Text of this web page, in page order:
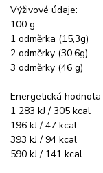
Výživové údaje:
100 g
1 odměrka (15,3g)
2 odměrky (30,6g)
3 odměrky (46 g)
Energetická hodnota
1 283 kJ / 305 kcal
196 kJ / 47 kcal
393 kJ / 94 kcal
590 kJ / 141 kcal